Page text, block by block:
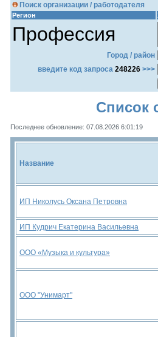
Поиск организации / работодателя
Регион
Профессия
Город / район
введите код запроса 248226 >>>
Список
Последнее обновление: 07.08.2026 6:01:19
Название
ИП Николусь Оксана Петровна
ИП Кудрич Екатерина Васильевна
ООО «Музыка и культура»
ООО "Унимарт"